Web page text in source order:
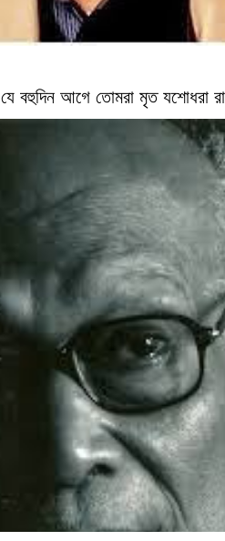
বহুদিন আগে তোমরা মৃত যশোধরা